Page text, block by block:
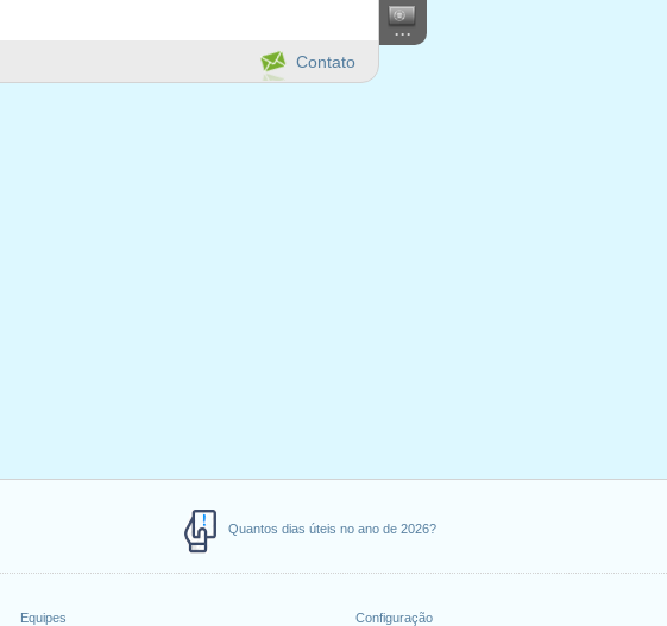
Quantos dias úteis no ano de 2026?
Equipes
Configuração
...
Contato